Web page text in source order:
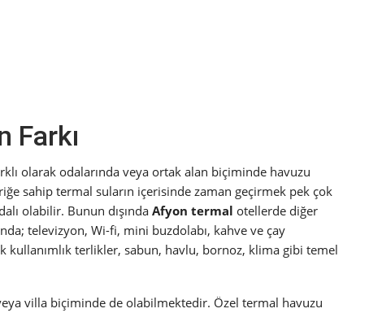
Farkı
olarak odalarında veya ortak alan biçiminde havuzu
sahip termal suların içerisinde zaman geçirmek pek çok
olabilir. Bunun dışında Afyon termal otellerde diğer
televizyon, Wi-fi, mini buzdolabı, kahve ve çay
terlikler, sabun, havlu, bornoz, klima gibi temel
villa biçiminde de olabilmektedir. Özel termal havuzu